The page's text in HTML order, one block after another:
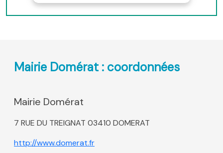
Mairie Domérat : coordonnées
Mairie Domérat
7 RUE DU TREIGNAT 03410 DOMERAT
http://www.domerat.fr